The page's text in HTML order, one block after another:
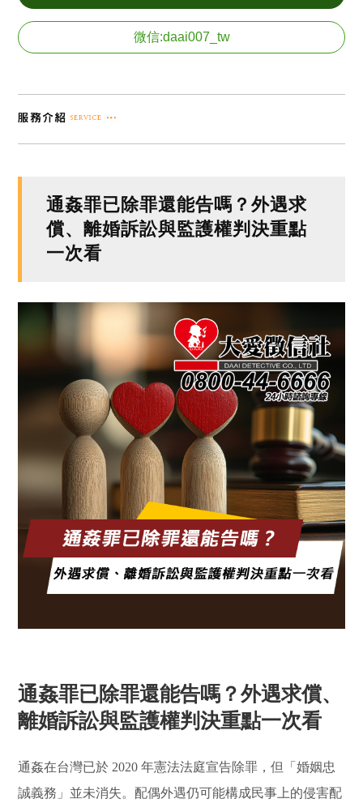
微信:daai007_tw
通姦罪已除罪還能告嗎？外遇求
償、離婚訴訟與監護權判決重點
一次看
通姦罪已除罪還能告嗎？外遇求償、
離婚訴訟與監護權判決重點一次看
通姦在台灣已於 2020 年憲法法庭宣告除罪，但「婚姻忠
誠義務」並未消失。配偶外遇仍可能構成民事上的侵害配